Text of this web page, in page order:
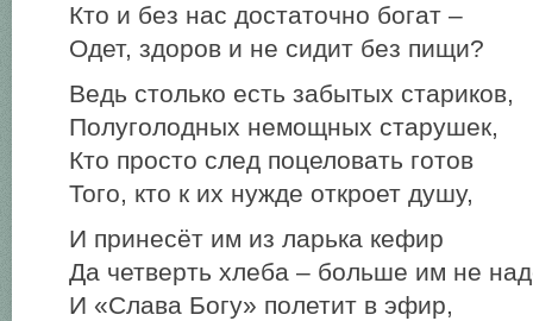
Кто и без нас достаточно богат –
Одет, здоров и не сидит без пищи?
Ведь столько есть забытых стариков,
Полуголодных немощных старушек,
Кто просто след поцеловать готов
Того, кто к их нужде откроет душу,
И принесёт им из ларька кефир
Да четверть хлеба – больше им не
И «Слава Богу» полетит в эфир,